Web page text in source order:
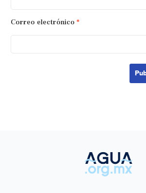
Correo electrónico *